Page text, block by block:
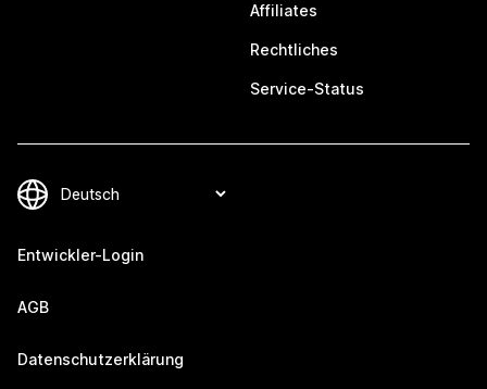
Affiliates
Rechtliches
Service-Status
Entwickler-Login
AGB
Datenschutzerklärung